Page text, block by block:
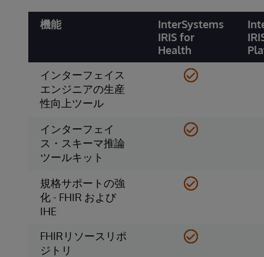
機能
InterSystems
IRIS for
Health
インターフェイス
エンジニアの生産
性向上ツール
インターフェイ
ス・スキーマ推論
ツールキット
規格サポートの強
化 - FHIR および
IHE
FHIRリソースリポ
ジトリ